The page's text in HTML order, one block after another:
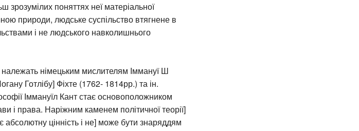
поняттях неї матеріальної
природи, людське суспільство втягнене в
і не людського навколишнього
належать німецьким мислителям Іммануї Ш
Готлібу] Фіхте (1762- 1814рр.) та ін.
Іммануїл Кант стає основоположником
і права. Наріжним каменем політичної теорії]
цінність і не] може бути знаряддям